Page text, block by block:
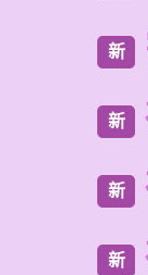
新
新
新
新